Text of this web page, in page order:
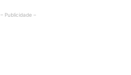
– Publicidade –